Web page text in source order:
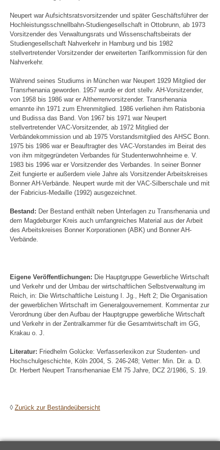
Neupert war Aufsichtsratsvorsitzender und später Geschäftsführer der
Hochleistungsschnellbahn-Studiengesellschaft in Ottobrunn, ab 1973
Vorsitzender des Verwaltungsrats und Wissenschaftsbeirats der
Studiengesellschaft Nahverkehr in Hamburg und bis 1982
stellvertretender Vorsitzender der erweiterten Tarifkommission für den
Nahverkehr.
Während seines Studiums in München war Neupert 1929 Mitglied der
Transrhenania geworden. 1957 wurde er dort stellv. AH-Vorsitzender,
von 1958 bis 1986 war er Altherrenvorsitzender. Transrhenania
ernannte ihn 1971 zum Ehrenmitglied. 1986 verliehen ihm Ratisbonia
und Budissa das Band. Von 1967 bis 1971 war Neupert
stellvertretender VAC-Vorsitzender, ab 1972 Mitglied der
Verbändekommission und ab 1975 Vorstandsmitglied des AHSC Bonn.
1975 bis 1986 war er Beauftragter des VAC-Vorstandes im Beirat des
von ihm mitgegründeten Verbandes für Studentenwohnheime e. V.
1983 bis 1996 war er Vorsitzender des Verbandes. In seiner Bonner
Zeit fungierte er außerdem viele Jahre als Vorsitzender Arbeitskreises
Bonner AH-Verbände. Neupert wurde mit der VAC-Silberschale und mit
der Fabricius-Medaille (1992) ausgezeichnet.
Bestand: Der Bestand enthält neben Unterlagen zu Transrhenania und
dem Magdeburger Kreis auch umfangreiches Material aus der Arbeit
des Arbeitskreises Bonner Korporationen (ABK) und Bonner AH-
Verbände.
Eigene Veröffentlichungen: Die Hauptgruppe Gewerbliche Wirtschaft
und Verkehr und der Umbau der wirtschaftlichen Selbstverwaltung im
Reich, in: Die Wirtschaftliche Leistung I. Jg., Heft 2; Die Organisation
der gewerblichen Wirtschaft im Generalgouvernement. Kommentar zur
Verordnung über den Aufbau der Hauptgruppe gewerbliche Wirtschaft
und Verkehr in der Zentralkammer für die Gesamtwirtschaft im GG,
Krakau o. J.
Literatur: Friedhelm Golücke: Verfasserlexikon zur Studenten- und
Hochschulgeschichte, Köln 2004, S. 246-248; Vetter: Min. Dir. a. D.
Dr. Herbert Neupert Transrhenaniae EM 75 Jahre, DCZ 2/1986, S. 19.
◊ Zurück zur Beständeübersicht